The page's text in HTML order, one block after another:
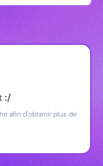
:/
afin d'obtenir plus de